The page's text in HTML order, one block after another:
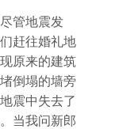
管地震发
赶往婚礼地
原来的建筑
倒塌的墙旁
震中失去了
当我问新郎